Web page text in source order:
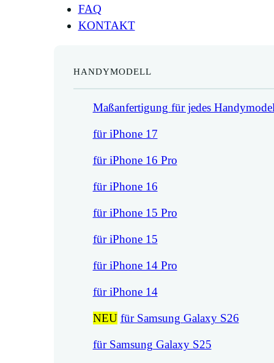
FAQ
KONTAKT
HANDYMODELL
Maßanfertigung für jedes
für iPhone 17
für iPhone 16 Pro
für iPhone 16
für iPhone 15 Pro
für iPhone 15
für iPhone 14 Pro
für iPhone 14
NEU für Samsung Galaxy S26
für Samsung Galaxy S25